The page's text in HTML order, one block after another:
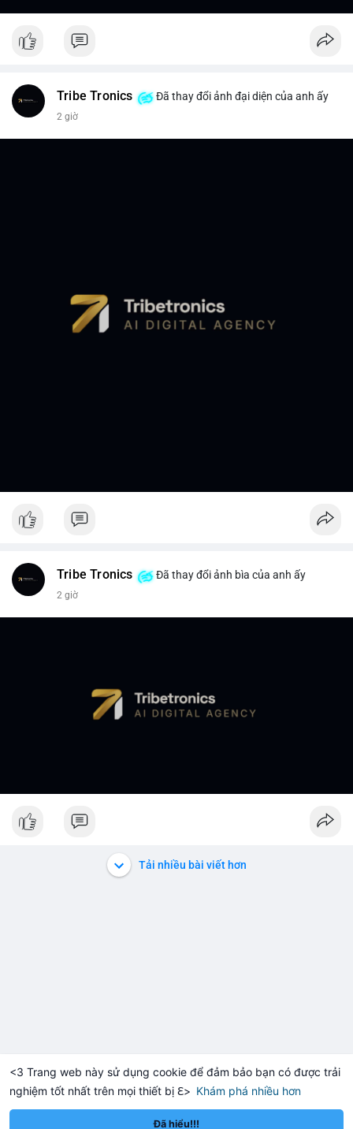
<3 Trang web này sử dụng cookie để đảm bảo bạn có được trải
nghiệm tốt nhất trên mọi thiết bị ℇ> Khám phá nhiều hơn
Đã hiểu!!!
+0.34% Solana SOL $73.92 +0.75%
Tribe Tronics Đã thay đổi ảnh đại diện của anh ấy
2 giờ
Tribe Tronics Đã thay đổi ảnh bìa của anh ấy
2 giờ
Tải nhiều bài viết hơn